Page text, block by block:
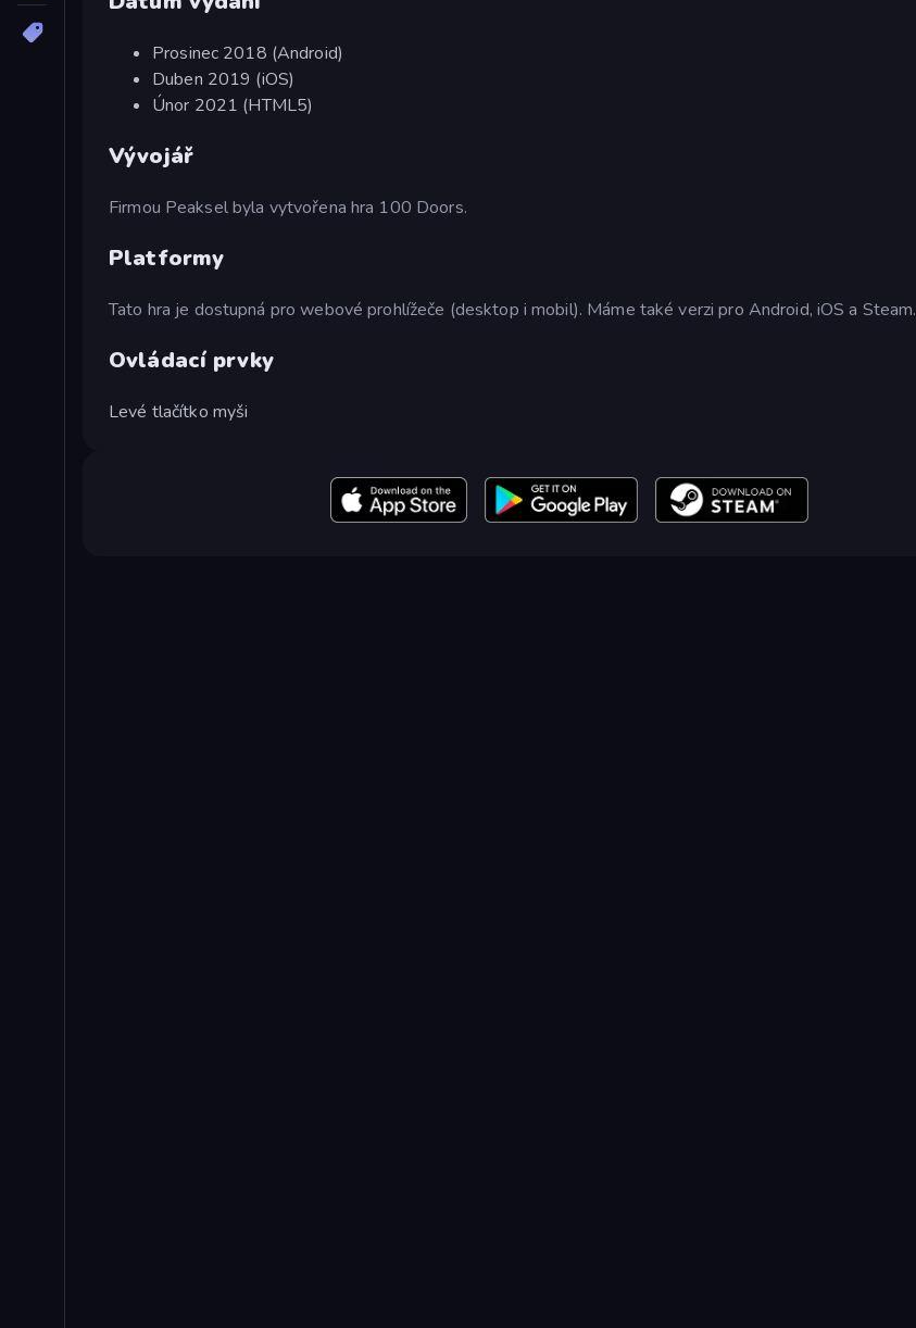
Prosinec 2018 (Android)
Duben 2019 (iOS)
Únor 2021 (HTML5)
Vývojář
Firmou Peaksel byla vytvořena hra 100 Doors.
Platformy
Tato hra je dostupná pro webové prohlížeče (desktop i mobil). Máme také verzi pro Android, iOS a Steam.
Ovládací prvky
Levé tlačítko myši